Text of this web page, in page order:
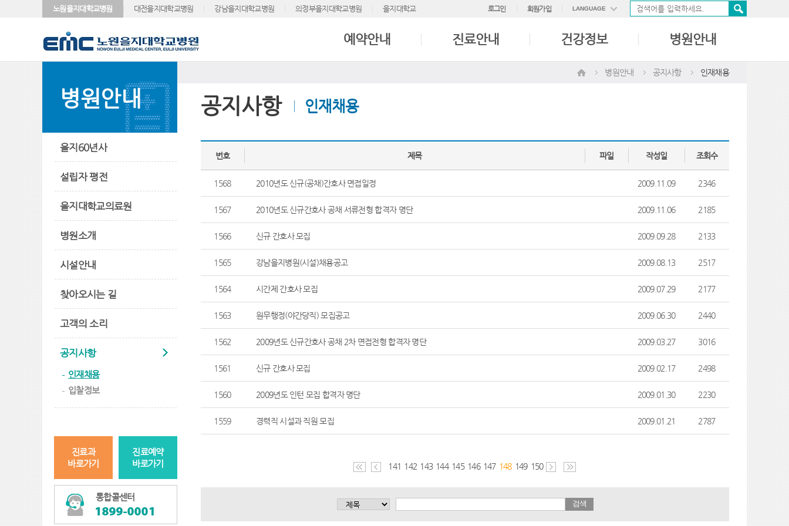
노원을지대학교병원 대전을지대학교병원 강남을지대학교병원 의정부을지대학교병원 을지대학교 로그인 회원가입 LANGUAGE
中國語
예약안내 진료안내 건강정보 병원안내
병원안내
을지60년사
설립자 평전
을지대학교의료원
병원소개
시설안내
찾아오시는 길
고객의 소리
공지사항
인재채용
입찰정보
진료과
바로가기
진료예약
바로가기
통합콜센터
병원안내 공지사항 인재채용
공지사항 인재채용
번호 제목 파일 작성일 조회수
1568 2010년도 신규(공채)간호사 면접일정 2009.11.09 2346
1567 2010년도 신규간호사 공채 서류전형 합격자 명단 2009.11.06 2185
1566 신규 간호사 모집 2009.09.28 2133
1565 강남을지병원(시설)채용공고 2009.08.13 2517
1564 시간제 간호사 모집 2009.07.29 2177
1563 원무행정(야간당직) 모집공고 2009.06.30 2440
1562 2009년도 신규간호사 공채 2차 면접전형 합격자 명단 2009.03.27 3016
1561 신규 간호사 모집 2009.02.17 2498
1560 2009년도 인턴 모집 합격자 명단 2009.01.30 2230
1559 경력직 시설과 직원 모집 2009.01.21 2787
141 142 143 144 145 146 147 148 149 150
검색